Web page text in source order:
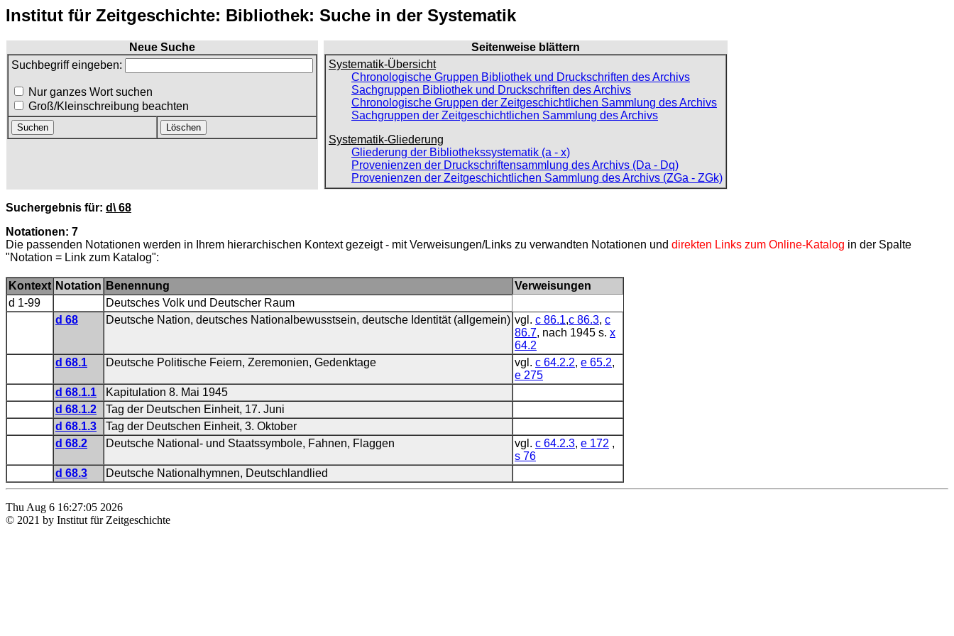
Institut für Zeitgeschichte: Bibliothek: Suche in der Systematik
Neue Suche
Suchbegriff eingeben:
Nur ganzes Wort suchen
Groß/Kleinschreibung beachten
Seitenweise blättern
Systematik-Übersicht
Chronologische Gruppen Bibliothek und Druckschriften des Archivs
Sachgruppen Bibliothek und Druckschriften des Archivs
Chronologische Gruppen der Zeitgeschichtlichen Sammlung des Archivs
Sachgruppen der Zeitgeschichtlichen Sammlung des Archivs
Systematik-Gliederung
Gliederung der Bibliothekssystematik (a - x)
Provenienzen der Druckschriftensammlung des Archivs (Da - Dq)
Provenienzen der Zeitgeschichtlichen Sammlung des Archivs (ZGa - ZGk)
Suchergebnis für: d\ 68
Notationen: 7
Die passenden Notationen werden in Ihrem hierarchischen Kontext gezeigt - mit Verweisungen/Links zu verwandten Notationen und direkten Links zum Online-Katalog in der Spalte
"Notation = Link zum Katalog":
Kontext Notation Benennung
Verweisungen
d 1-99
Deutsches Volk und Deutscher Raum
d 68
Deutsche Nation, deutsches Nationalbewusstsein, deutsche Identität (allgemein) vgl. c 86.1,c 86.3, c
86.7, nach 1945 s. x
64.2
d 68.1
Deutsche Politische Feiern, Zeremonien, Gedenktage vgl. c 64.2.2, e 65.2,
e 275
d 68.1.1
Kapitulation 8. Mai 1945
d 68.1.2
Tag der Deutschen Einheit, 17. Juni
d 68.1.3
Tag der Deutschen Einheit, 3. Oktober
d 68.2
Deutsche National- und Staatssymbole, Fahnen, Flaggen vgl. c 64.2.3, e 172 ,
s 76
d 68.3
Deutsche Nationalhymnen, Deutschlandlied
Thu Aug 6 16:27:05 2026
© 2021 by Institut für Zeitgeschichte